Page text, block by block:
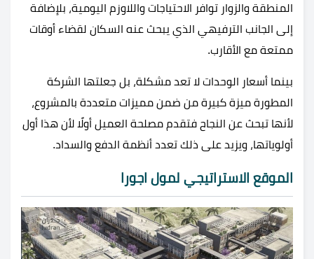
المنطقة والزوار توافر الاحتياجات واللاوزم اليومية، بلإضافة
إلى الجانب الترفيهي الذي يبحث عنه السكان لقضاء أوقات
ممتعة مع الأقارب.
بينما أسعار الوحدات لا تعد مشكلة، بل جعلتها الشركة
المطورة ميزة كبيرة من ضمن مميزات متعددة بالمشروع،
لأنها تبحث عن النجاح فتقدم مصلحة العميل أولًا لأن هذا أول
أولوياتها، ويزيد على ذلك تعدد أنظمة الدفع والسداد.
الموقع الاستراتيجي لمول اجورا